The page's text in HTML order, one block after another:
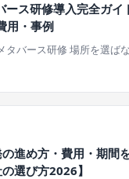
ース研修導入完全ガイ
用・事例
タバース研修 場所を選ば
進め方・費用・期間
選び方2026】